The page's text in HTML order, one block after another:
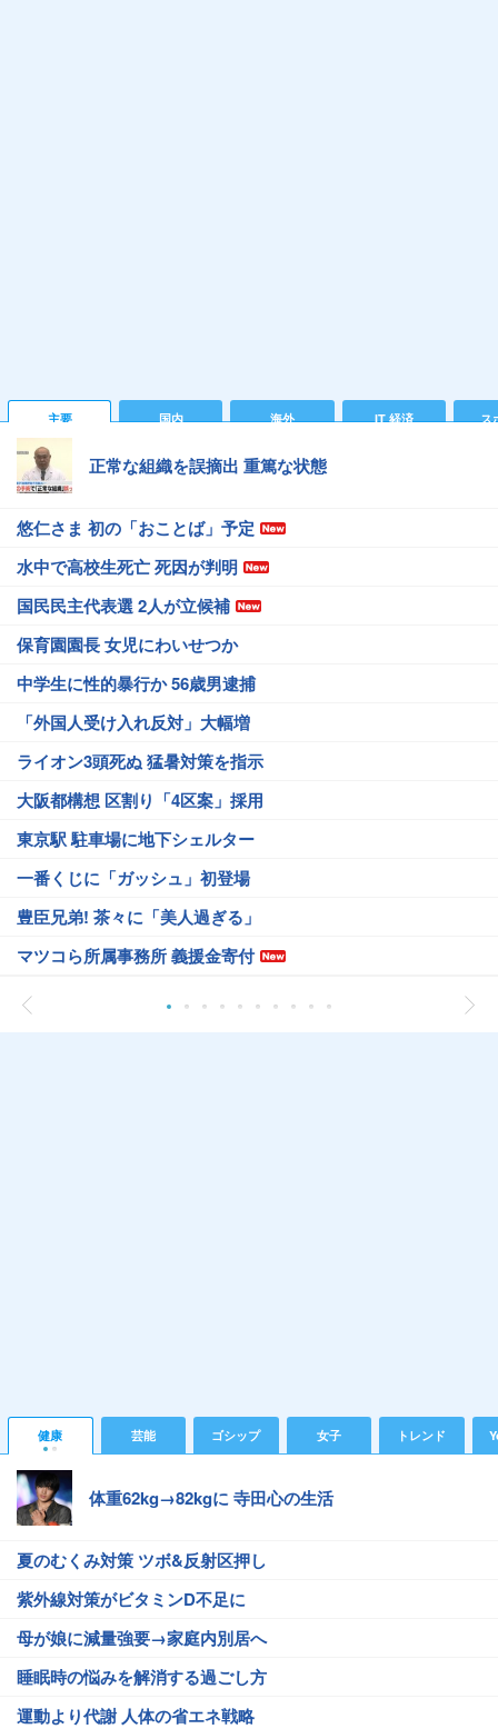
主要 国内 海外 IT 経済 ス
正常な組織を誤摘出 重篤な状態
悠仁さま 初の「おことば」予定
水中で高校生死亡 死因が判明
国民民主代表選 2人が立候補
保育園園長 女児にわいせつか
中学生に性的暴行か 56歳男逮捕
「外国人受け入れ反対」大幅増
ライオン3頭死ぬ 猛暑対策を指示
大阪都構想 区割り「4区案」採用
東京駅 駐車場に地下シェルター
一番くじに「ガッシュ」初登場
豊臣兄弟! 茶々に「美人過ぎる」
マツコら所属事務所 義援金寄付
健康 芸能 ゴシップ 女子 トレンド
体重62kg→82kgに 寺田心の生活
夏のむくみ対策 ツボ&反射区押し
紫外線対策がビタミンD不足に
母が娘に減量強要→家庭内別居へ
睡眠時の悩みを解消する過ごし方
運動より代謝 人体の省エネ戦略